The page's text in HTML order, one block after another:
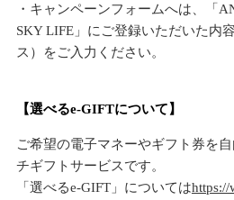
・キャンペーンフォームへは、「
SKY LIFE」にご登録いただいた内
ス）をご入力ください。
【選べるe-GIFTについて】
ご希望の電子マネーやギフト券を
チギフトサービスです。
「選べるe-GIFT」についてはhttps://